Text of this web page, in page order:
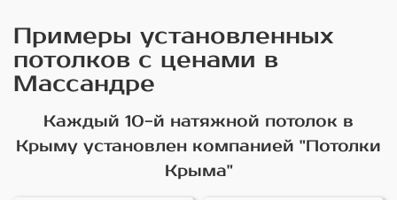
Примеры установленных
потолков с ценами в
Массандре
Каждый 10-й натяжной потолок в
Крыму установлен компанией "Потолки
Крыма"